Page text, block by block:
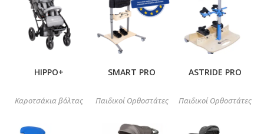
HIPPO+
Καροτσάκια βόλτας
SMART PRO
Παιδικοί Ορθοστάτες
ASTRIDE PRO
Παιδικοί Ορθοστάτες